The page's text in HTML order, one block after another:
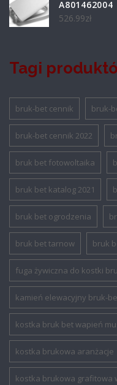
A801462004
526.99zł
Tagi
bruk-bet cennik bruk-
bruk-bet cennik 2022
bruk bet fotowoltaika
bruk bet katalog 2021
bruk bet ogrodzenia
bruk bet tarnow bruk
fuga żywiczna do kostki
kamień elewacyjny bruk-
kostka bruk bet wapień
kostka brukowa aranżacje
kostka brukowa grafitowa